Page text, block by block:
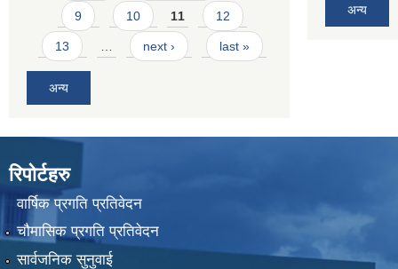
9 10 11 12
13 next › last »
अन्य
अन्य
रिपोर्टहरु
वार्षिक प्रगति प्रतिवेदन
चौमासिक प्रगति प्रतिवेदन
सार्वजनिक सुनुवाई